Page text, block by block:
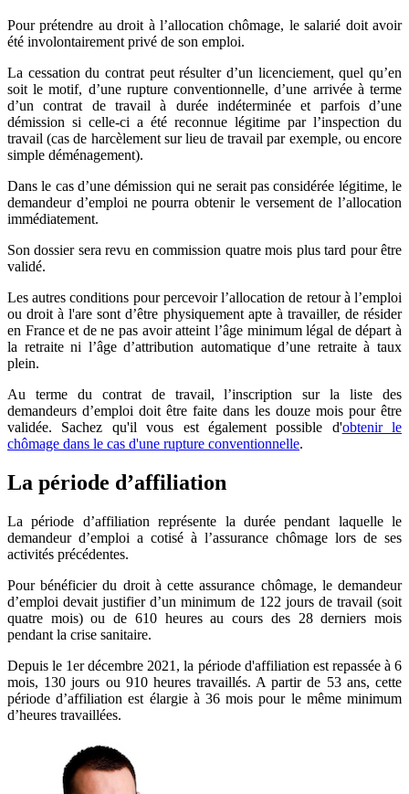
Pour prétendre au droit à l’allocation chômage, le salarié doit avoir
été involontairement privé de son emploi.
La cessation du contrat peut résulter d’un licenciement, quel qu’en
soit le motif, d’une rupture conventionnelle, d’une arrivée à terme
d’un contrat de travail à durée indéterminée et parfois d’une
démission si celle-ci a été reconnue légitime par l’inspection du
travail (cas de harcèlement sur lieu de travail par exemple, ou encore
simple déménagement).
Dans le cas d’une démission qui ne serait pas considérée légitime, le
demandeur d’emploi ne pourra obtenir le versement de l’allocation
immédiatement.
Son dossier sera revu en commission quatre mois plus tard pour être
validé.
Les autres conditions pour percevoir l’allocation de retour à l’emploi
ou droit à l'are sont d’être physiquement apte à travailler, de résider
en France et de ne pas avoir atteint l’âge minimum légal de départ à
la retraite ni l’âge d’attribution automatique d’une retraite à taux
plein.
Au terme du contrat de travail, l’inscription sur la liste des
demandeurs d’emploi doit être faite dans les douze mois pour être
validée. Sachez qu'il vous est également possible d'obtenir le
chômage dans le cas d'une rupture conventionnelle.
La période d’affiliation
La période d’affiliation représente la durée pendant laquelle le
demandeur d’emploi a cotisé à l’assurance chômage lors de ses
activités précédentes.
Pour bénéficier du droit à cette assurance chômage, le demandeur
d’emploi devait justifier d’un minimum de 122 jours de travail (soit
quatre mois) ou de 610 heures au cours des 28 derniers mois
pendant la crise sanitaire.
Depuis le 1er décembre 2021, la période d'affiliation est repassée à 6
mois, 130 jours ou 910 heures travaillés. A partir de 53 ans, cette
période d’affiliation est élargie à 36 mois pour le même minimum
d’heures travaillées.